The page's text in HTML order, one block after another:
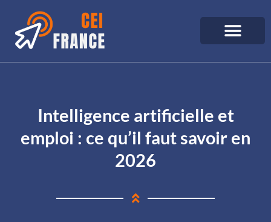
Intelligence artificielle et
emploi : ce qu’il faut savoir en
2026